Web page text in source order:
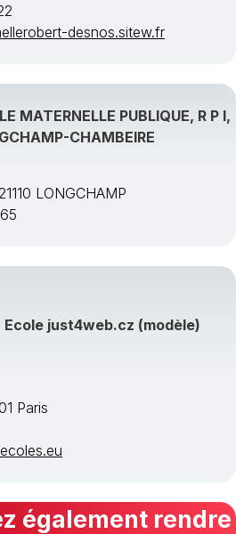
desnos.sitew.fr
MATERNELLE PUBLIQUE, R P I,
CHAMBEIRE
LONGCHAMP
Ecole just4web.cz (modèle)
Paris
également rendre